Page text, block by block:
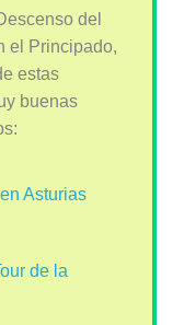
del
el Principado,
estas
buenas
Asturias
de la